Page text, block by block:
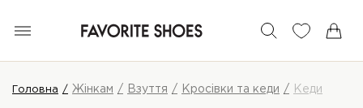
Головна Жінкам Взуття Кросівки та кеди Кеди